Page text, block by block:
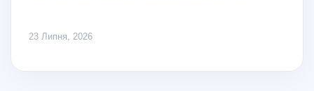
23 Липня, 2026